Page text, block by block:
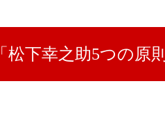
「松下幸之助5つの原